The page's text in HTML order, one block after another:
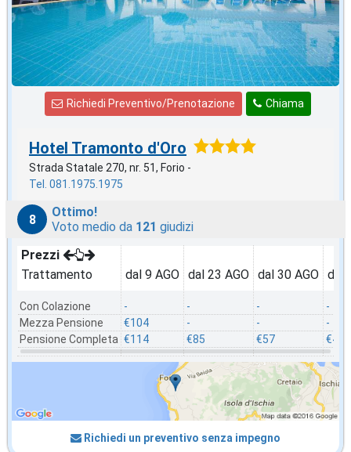
Chiama
Richiedi Preventivo/Prenotazione
Hotel Tramonto d'Oro
Strada Statale 270, nr. 51, Forio -
Tel. 081.1975.1975
8
Ottimo!
Voto medio da 121 giudizi
Prezzi
Trattamento
Con Colazione
Mezza Pensione
Pensione Completa
dal 9 AGO
-
€104
€114
dal 23 AGO
-
-
€85
dal 30 AGO
-
-
€57
dal
-
-
€49
Richiedi un preventivo senza impegno